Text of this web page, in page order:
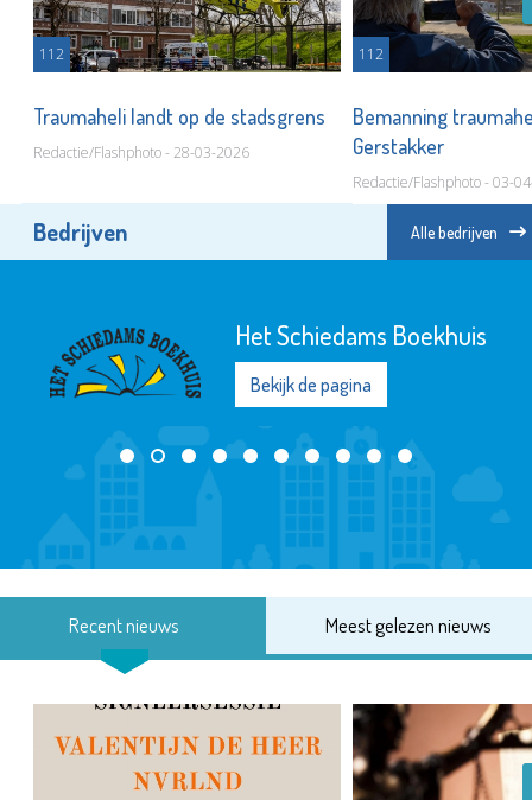
112
Traumaheli landt op de stadsgrens
Redactie/Flashphoto - 28-03-2026
112
Bemanning
Gerstakker
Redactie/Flashphoto - 03-
Bedrijven Alle bedrijven
Het Schiedams Boekhuis
Bekijk de pagina
Recent nieuws Meest gelezen nieuws